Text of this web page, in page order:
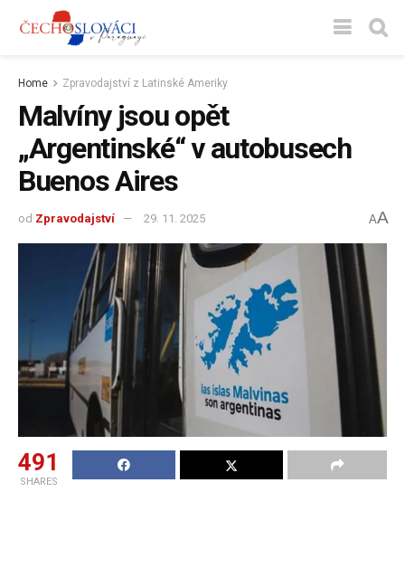
Home Zpravodajství z Latinské Ameriky
Malvíny jsou opět
„Argentinské“ v autobusech
Buenos Aires
od Zpravodajství 29. 11. 2025 AA
491
SHARES